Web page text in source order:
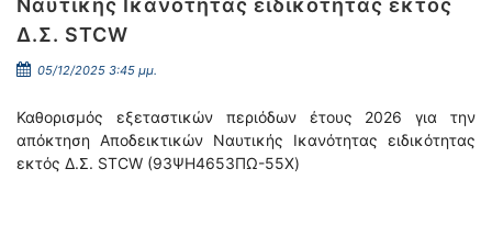
Ναυτικής Ικανότητας ειδικότητας εκτός
Δ.Σ. STCW
05/12/2025 3:45 μμ.
Καθορισμός εξεταστικών περιόδων έτους 2026 για την
απόκτηση Αποδεικτικών Ναυτικής Ικανότητας ειδικότητας
εκτός Δ.Σ. STCW (93ΨΗ4653ΠΩ-55Χ)